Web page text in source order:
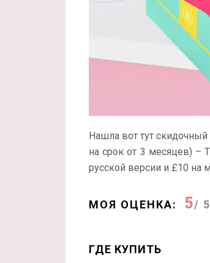
Нашла вот тут
на срок от 3 месяцев) –
русской версии и £10 на
МОЯ ОЦЕНКА: 5/ 5
ГДЕ КУПИТЬ